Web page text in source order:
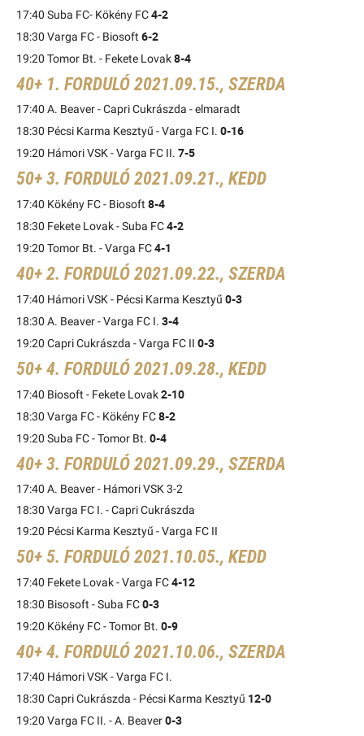
17:40 Suba FC- Kökény FC4-2
18:30 Varga FC - Biosoft 6-2
19:20 Tomor Bt. - Fekete Lovak8-4
40+ 1. FORDULÓ 2021.09.15., SZERDA
17:40 A. Beaver - Capri Cukrászda - elmaradt
18:30 Pécsi Karma Kesztyű - Varga FC I. 0-16
19:20 Hámori VSK - Varga FC II. 7-5
50+ 3. FORDULÓ 2021.09.21., KEDD
17:40 Kökény FC - Biosoft 8-4
18:30 Fekete Lovak - Suba FC4-2
19:20 Tomor Bt. - Varga FC4-1
40+ 2. FORDULÓ 2021.09.22., SZERDA
17:40 Hámori VSK - Pécsi Karma Kesztyű 0-3
18:30 A. Beaver - Varga FC I. 3-4
19:20 Capri Cukrászda - Varga FC II 0-3
50+ 4. FORDULÓ 2021.09.28., KEDD
17:40 Biosoft - Fekete Lovak2-10
18:30 Varga FC - Kökény FC8-2
19:20 Suba FC - Tomor Bt. 0-4
40+ 3. FORDULÓ 2021.09.29., SZERDA
17:40 A. Beaver - Hámori VSK 3-2
18:30 Varga FC I. - Capri Cukrászda
19:20 Pécsi Karma Kesztyű - Varga FC II
50+ 5. FORDULÓ 2021.10.05., KEDD
17:40 Fekete Lovak - Varga FC4-12
18:30 Bisosoft - Suba FC0-3
19:20 Kökény FC - Tomor Bt. 0-9
40+ 4. FORDULÓ 2021.10.06., SZERDA
17:40 Hámori VSK - Varga FC I.
18:30 Capri Cukrászda - Pécsi Karma Kesztyű 12-0
19:20 Varga FC II. - A. Beaver0-3